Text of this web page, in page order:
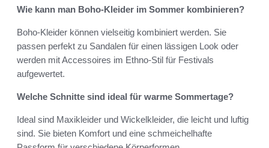
Wie kann man Boho-Kleider im Sommer kombinieren?
Boho-Kleider können vielseitig kombiniert werden. Sie
passen perfekt zu Sandalen für einen lässigen Look oder
werden mit Accessoires im Ethno-Stil für Festivals
aufgewertet.
Welche Schnitte sind ideal für warme Sommertage?
Ideal sind Maxikleider und Wickelkleider, die leicht und luftig
sind. Sie bieten Komfort und eine schmeichelhafte